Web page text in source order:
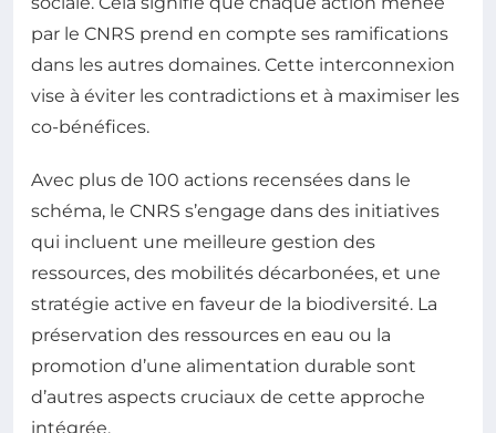
par le CNRS prend en compte ses ramifications
dans les autres domaines. Cette interconnexion
vise à éviter les contradictions et à maximiser les
co-bénéfices.
Avec plus de 100 actions recensées dans le
schéma, le CNRS s’engage dans des initiatives
qui incluent une meilleure gestion des
ressources, des mobilités décarbonées, et une
stratégie active en faveur de la biodiversité. La
préservation des ressources en eau ou la
promotion d’une alimentation durable sont
d’autres aspects cruciaux de cette approche
intégrée.